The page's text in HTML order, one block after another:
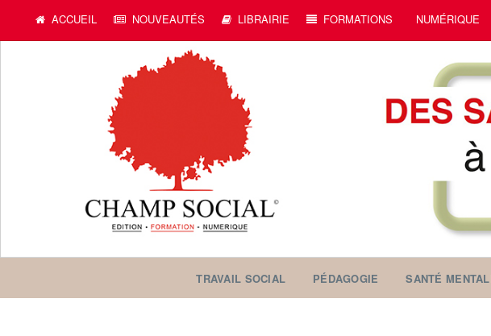
ACCUEIL NOUVEAUTÉS LIBRAIRIE FORMATIONS NUMÉRIQUE
TRAVAIL SOCIAL PÉDAGOGIE SANTÉ